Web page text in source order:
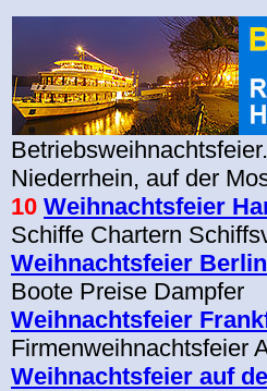
Niederrhein, auf der
10 Weihnachtsfeier
Schiffe Chartern
Weihnachtsfeier
Boote Preise Dampfer
Weihnachtsfeier
Firmenweihnachtsfeier
Weihnachtsfeier auf